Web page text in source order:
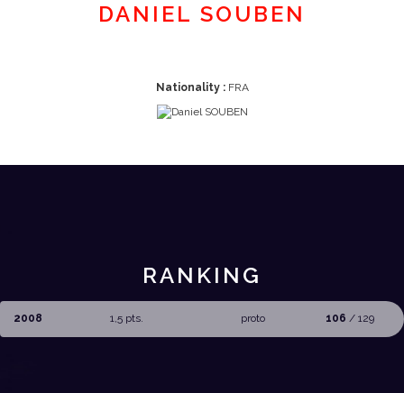
DANIEL SOUBEN
Nationality :FRA
RANKING
2008 1,5 pts. proto 106 / 129